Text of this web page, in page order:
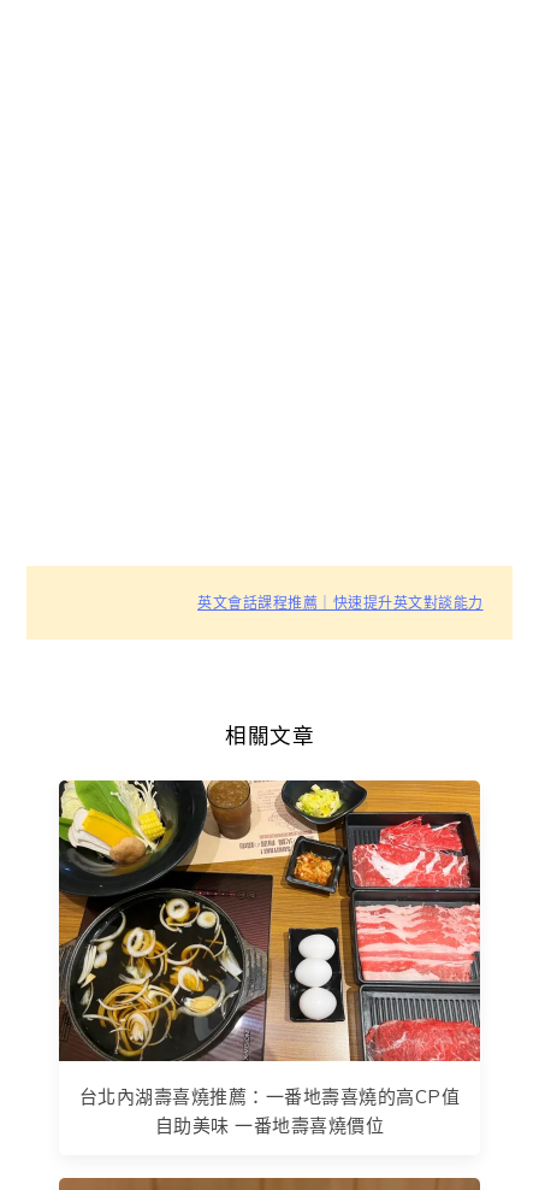
英文會話課程推薦｜快速提升英文對談能力
相關文章
台北內湖壽喜燒推薦：一番地壽喜燒的高CP值
自助美味 一番地壽喜燒價位